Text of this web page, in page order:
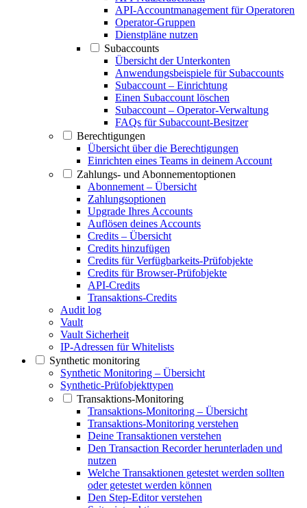
API-Accountmanagement für Operatoren
Operator-Gruppen
Dienstpläne nutzen
Subaccounts
Übersicht der Unterkonten
Anwendungsbeispiele für Subaccounts
Subaccount – Einrichtung
Einen Subaccount löschen
Subaccount – Operator-Verwaltung
FAQs für Subaccount-Besitzer
Berechtigungen
Übersicht über die Berechtigungen
Einrichten eines Teams in deinem Account
Zahlungs- und Abonnementoptionen
Abonnement – Übersicht
Zahlungsoptionen
Upgrade Ihres Accounts
Auflösen deines Accounts
Credits – Übersicht
Credits hinzufügen
Credits für Verfügbarkeits-Prüfobjekte
Credits für Browser-Prüfobjekte
API-Credits
Transaktions-Credits
Audit log
Vault
Vault Sicherheit
IP-Adressen für Whitelists
Synthetic monitoring
Synthetic Monitoring – Übersicht
Synthetic-Prüfobjekttypen
Transaktions-Monitoring
Transaktions-Monitoring – Übersicht
Transaktions-Monitoring verstehen
Deine Transaktionen verstehen
Den Transaction Recorder herunterladen und
nutzen
Welche Transaktionen getestet werden sollten
oder getestet werden können
Den Step-Editor verstehen